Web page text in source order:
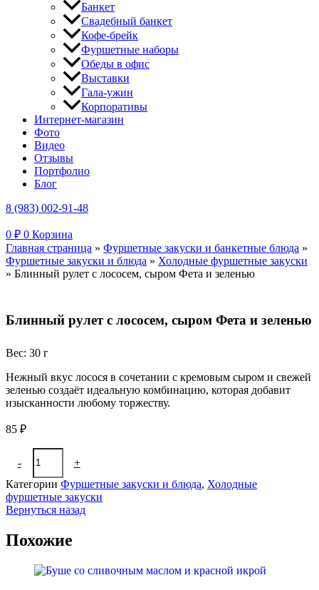
Банкет
Свадебный банкет
Кофе-брейк
Фуршетные наборы
Обеды в офис
Выставки
Гала-ужин
Корпоративы
Интернет-магазин
Фото
Видео
Отзывы
Портфолио
Блог
8 (983) 002-91-48
0 ₽ 0 Корзина
Главная страница » Фуршетные закуски и банкетные блюда »
Фуршетные закуски и блюда » Холодные фуршетные закуски
» Блинный рулет с лососем, сыром Фета и зеленью
Блинный рулет с лососем, сыром Фета и зеленью
Вес: 30 г
Нежный вкус лосося в сочетании с кремовым сыром и свежей
зеленью создаёт идеальную комбинацию, которая добавит
изысканности любому торжеству.
85 ₽
-
Количество
товара
Блинный
рулет
с
лососем,
Фета
зеленью
+
Категории Фуршетные закуски и блюда, Холодные
фуршетные закуски
Вернуться назад
Похожие